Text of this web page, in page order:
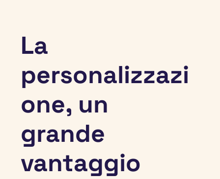
La
personalizzazi
one, un
grande
vantaggio